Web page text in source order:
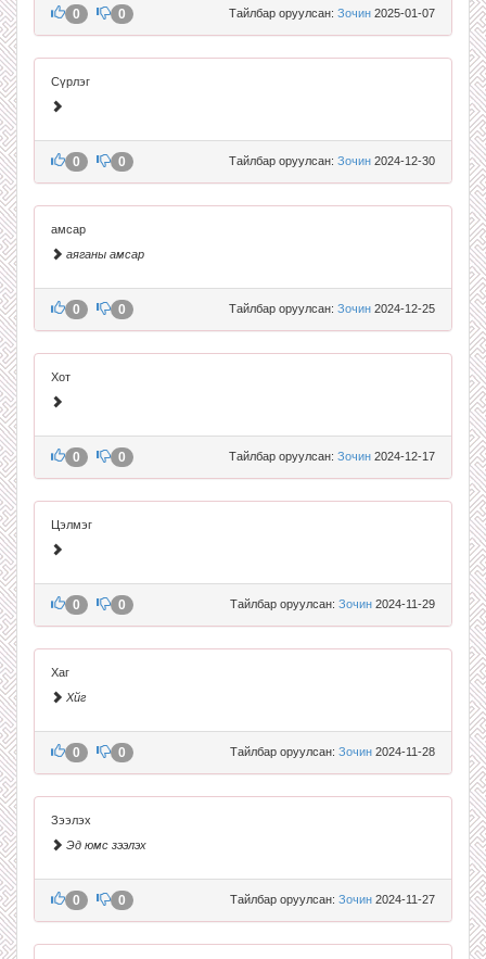
Тайлбар оруулсан: Зочин 2025-01-07
0 0
Сүрлэг
Тайлбар оруулсан: Зочин 2024-12-30
0 0
амсар
аяганы амсар
Тайлбар оруулсан: Зочин 2024-12-25
0 0
Хот
Тайлбар оруулсан: Зочин 2024-12-17
0 0
Цэлмэг
Тайлбар оруулсан: Зочин 2024-11-29
0 0
Хаг
Хйг
Тайлбар оруулсан: Зочин 2024-11-28
0 0
Зээлэх
Эд юмс зээлэх
Тайлбар оруулсан: Зочин 2024-11-27
0 0